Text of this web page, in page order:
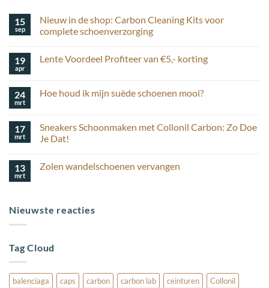
15
sep
Nieuw in de shop: Carbon Cleaning Kits voor
complete schoenverzorging
op
shop:
Carbon
complete
schoenverzorging
19
apr
Lente Voordeel Profiteer van €5,- korting
Lente
€5,-
korting
24
mrt
Hoe houd ik mijn suède schoenen mooi?
Hoe
houd
ik
schoenen
17
mrt
Sneakers Schoonmaken met Collonil Carbon: Zo Doe
Je Dat!
op
Zo
13
mrt
Zolen wandelschoenen vervangen
wandelschoenen
Nieuwste reacties
Tag Cloud
balenciaga caps carbon carbon lab ceinturen
Collonil